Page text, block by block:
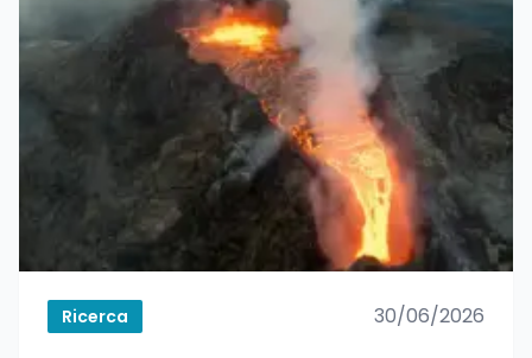
Ricerca 30/06/2026